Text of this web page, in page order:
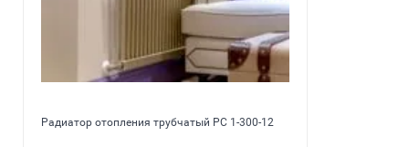
Радиатор отопления трубчатый PC 1-300-12